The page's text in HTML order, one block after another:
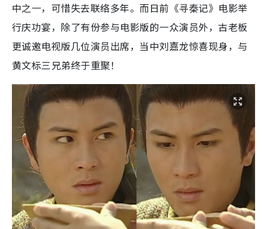
中之一，可惜失去联络多年。而日前《寻秦记》电影举
行庆功宴，除了有份参与电影版的一众演员外，古老板
更诚邀电视版几位演员出席，当中刘嘉龙惊喜现身，与
黄文标三兄弟终于重聚！